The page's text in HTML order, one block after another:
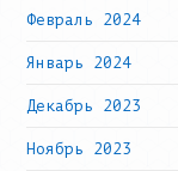
Февраль 2024
Январь 2024
Декабрь 2023
Ноябрь 2023